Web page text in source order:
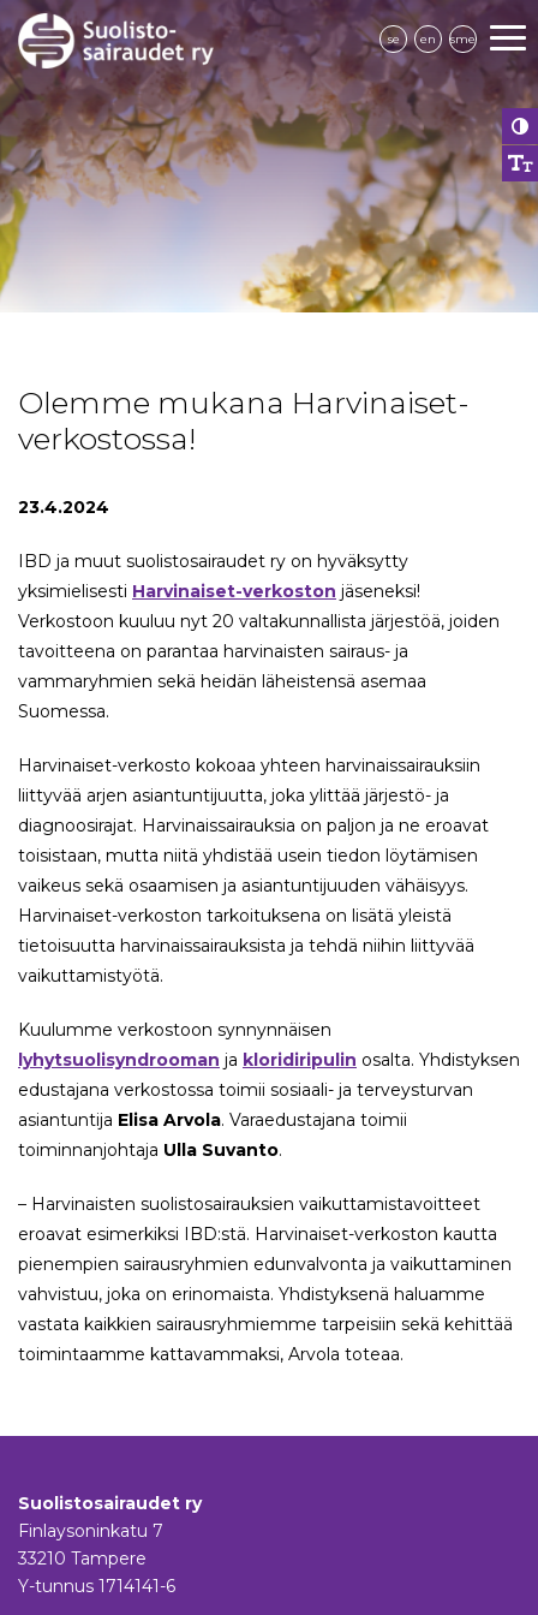
se en sme
Olemme mukana Harvinaiset-
verkostossa!
23.4.2024
IBD ja muut suolistosairaudet ry on hyväksytty
yksimielisesti Harvinaiset-verkoston jäseneksi!
Verkostoon kuuluu nyt 20 valtakunnallista järjestöä, joiden
tavoitteena on parantaa harvinaisten sairaus- ja
vammaryhmien sekä heidän läheistensä asemaa
Suomessa.
Harvinaiset-verkosto kokoaa yhteen harvinaissairauksiin
liittyvää arjen asiantuntijuutta, joka ylittää järjestö- ja
diagnoosirajat. Harvinaissairauksia on paljon ja ne eroavat
toisistaan, mutta niitä yhdistää usein tiedon löytämisen
vaikeus sekä osaamisen ja asiantuntijuuden vähäisyys.
Harvinaiset-verkoston tarkoituksena on lisätä yleistä
tietoisuutta harvinaissairauksista ja tehdä niihin liittyvää
vaikuttamistyötä.
Kuulumme verkostoon synnynnäisen
lyhytsuolisyndrooman ja kloridiripulin osalta. Yhdistyksen
edustajana verkostossa toimii sosiaali- ja terveysturvan
asiantuntija Elisa Arvola. Varaedustajana toimii
toiminnanjohtaja Ulla Suvanto.
– Harvinaisten suolistosairauksien vaikuttamistavoitteet
eroavat esimerkiksi IBD:stä. Harvinaiset-verkoston kautta
pienempien sairausryhmien edunvalvonta ja vaikuttaminen
vahvistuu, joka on erinomaista. Yhdistyksenä haluamme
vastata kaikkien sairausryhmiemme tarpeisiin sekä kehittää
toimintaamme kattavammaksi, Arvola toteaa.
Suolistosairaudet ry
Finlaysoninkatu 7
33210 Tampere
Y-tunnus 1714141-6